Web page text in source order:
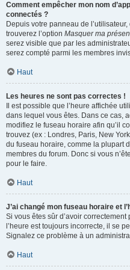
Comment empêcher mon nom
connectés ?
Depuis votre panneau de
trouverez l’option Masquer ma
serez visible que par les
serez compté parmi les membres
Haut
Les heures ne sont pas correctes !
Il est possible que l’heure affichée
dans lequel vous êtes. Dans ce cas,
modifiez le fuseau horaire afin qu’il
trouvez (ex : Londres, Paris, New
du fuseau horaire, comme la plupart
membres du forum. Donc si vous
pour le faire.
Haut
J’ai changé mon fuseau horaire et
Si vous êtes sûr d’avoir
l’heure est toujours incorrecte, il se
Signalez ce problème à un
Haut